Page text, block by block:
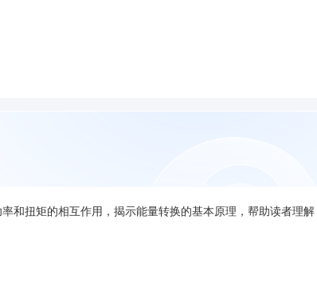
和扭矩的相互作用，揭示能量转换的基本原理，帮助读者理解